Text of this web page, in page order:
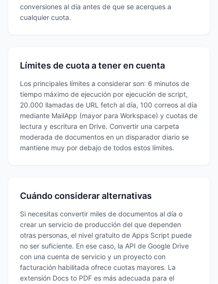
conversiones al día antes de que se acerques a
cualquier cuota.
Límites de cuota a tener en cuenta
Los principales límites a considerar son: 6 minutos de
tiempo máximo de ejecución por ejecución de script,
20.000 llamadas de URL fetch al día, 100 correos al día
mediante MailApp (mayor para Workspace) y cuotas de
lectura y escritura en Drive. Convertir una carpeta
moderada de documentos en un disparador diario se
mantiene muy por debajo de todos estos límites.
Cuándo considerar alternativas
Si necesitas convertir miles de documentos al día o
crear un servicio de producción del que dependen
otras personas, el nivel gratuito de Apps Script puede
no ser suficiente. En ese caso, la API de Google Drive
con una cuenta de servicio y un proyecto con
facturación habilitada ofrece cuotas mayores. La
extensión Docs to PDF es más adecuada para el